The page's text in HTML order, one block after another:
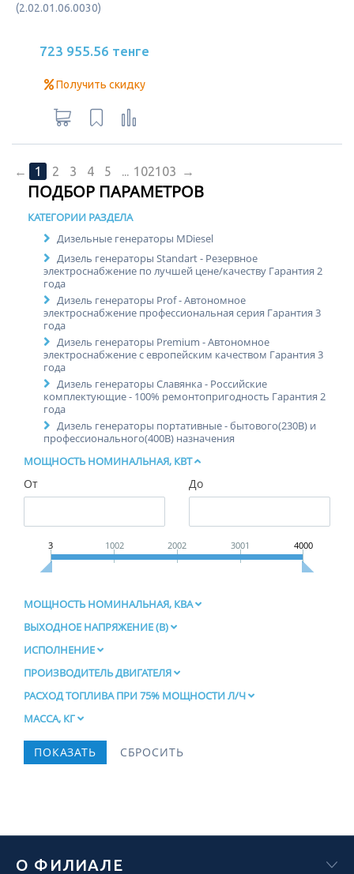
(2.02.01.06.0030)
723 955.56 тенге
Получить скидку
← 1 2 3 4 5 ... 102103 →
ПОДБОР ПАРАМЕТРОВ
КАТЕГОРИИ РАЗДЕЛА
Дизельные генераторы MDiesel
Дизель генераторы Standart - Резервное
электроснабжение по лучшей цене/качеству Гарантия 2
года
Дизель генераторы Prof - Автономное
электроснабжение профессиональная серия Гарантия 3
года
Дизель генераторы Premium - Автономное
электроснабжение с европейским качеством Гарантия 3
года
Дизель генераторы Славянка - Российские
комплектующие - 100% ремонтопригодность Гарантия 2
года
Дизель генераторы портативные - бытового(230В) и
профессионального(400В) назначения
МОЩНОСТЬ НОМИНАЛЬНАЯ, КВТ
От До
3 1002 2002 3001 4000
МОЩНОСТЬ НОМИНАЛЬНАЯ, КВА
ВЫХОДНОЕ НАПРЯЖЕНИЕ (В)
ИСПОЛНЕНИЕ
ПРОИЗВОДИТЕЛЬ ДВИГАТЕЛЯ
РАСХОД ТОПЛИВА ПРИ 75% МОЩНОСТИ Л/Ч
МАССА, КГ
О ФИЛИАЛЕ